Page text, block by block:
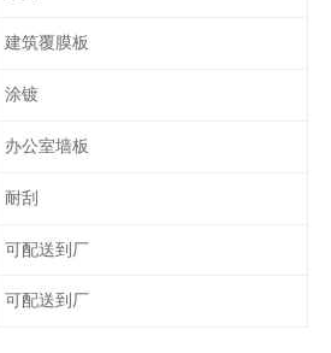
建筑覆膜板
涂镀
办公室墙板
耐刮
可配送到厂
可配送到厂